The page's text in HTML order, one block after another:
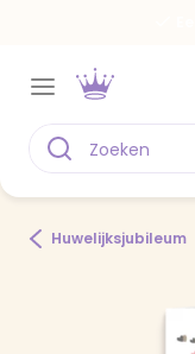
Huwelijksjubileum